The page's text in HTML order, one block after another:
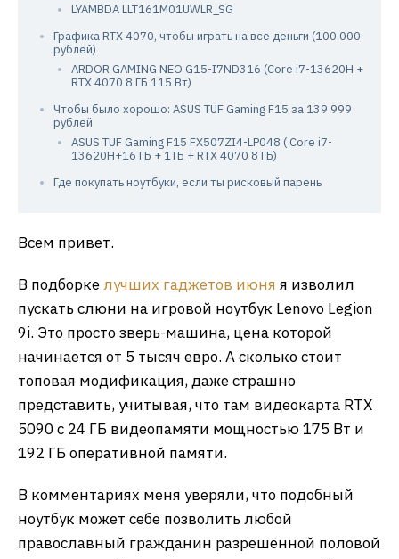
LYAMBDA LLT161M01UWLR_SG
Графика RTX 4070, чтобы играть на все деньги (100 000
рублей)
ARDOR GAMING NEO G15-I7ND316 (Core i7-13620H +
RTX 4070 8 ГБ 115 Вт)
Чтобы было хорошо: ASUS TUF Gaming F15 за 139 999
рублей
ASUS TUF Gaming F15 FX507ZI4-LP048 ( Core i7-
13620H+16 ГБ + 1ТБ + RTX 4070 8 ГБ)
Где покупать ноутбуки, если ты рисковый парень
Всем привет.
В подборкелучших гаджетов июня я изволил
пускать слюни на игровой ноутбук Lenovo Legion
9i. Это просто зверь-машина, цена которой
начинается от 5 тысяч евро. А сколько стоит
топовая модификация, даже страшно
представить, учитывая, что там видеокарта RTX
5090 с 24 ГБ видеопамяти мощностью 175 Вт и
192 ГБ оперативной памяти.
В комментариях меня уверяли, что подобный
ноутбук может себе позволить любой
православный гражданин разрешённой половой